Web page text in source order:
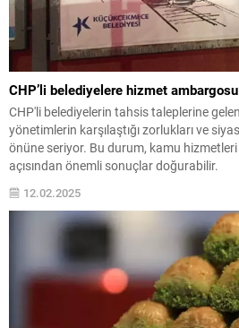
CHP’li belediyelere hizmet
CHP'li belediyelerin tahsis taleplerine
yönetimlerin karşılaştığı zorlukları ve
önüne seriyor. Bu durum, kamu
açısından önemli sonuçlar doğurabilir.
12.02.2025